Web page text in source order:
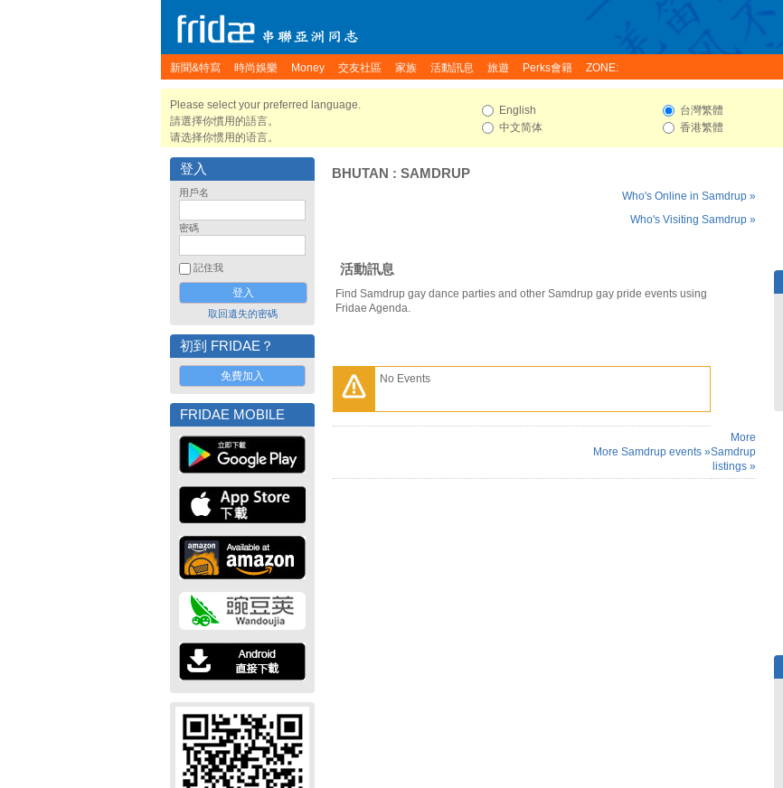
新聞&特寫 時尚娛樂 Money 交友社區 家族 活動訊息 旅遊 Perks會籍 ZONE:
Please select your preferred language.
請選擇你慣用的語言。
请选择你惯用的语言。
English
中文简体
台灣繁體
香港繁體
登入
用戶名
密碼
記住我
取回遺失的密碼
初到 FRIDAE？
免費加入
FRIDAE MOBILE
BHUTAN : SAMDRUP
Who's Online in Samdrup »
Who's Visiting Samdrup »
活動訊息
Find Samdrup gay dance parties and other Samdrup gay pride events using
Fridae Agenda.
No Events
More Samdrup events »
More
Samdrup
listings »